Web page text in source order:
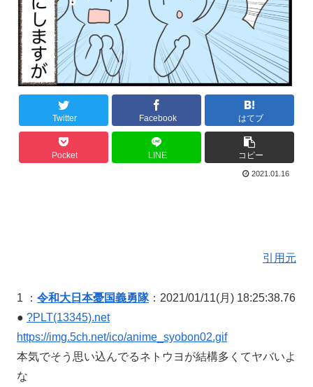
Twitter Facebook はてブ
Pocket LINE コピー
2021.01.16
引用元
1 ： 令和大日本憂国義勇隊：2021/01/11(月) 18:25:38.76
● ?PLT(13345).net
https://img.5ch.net/ico/anime_syobon02.gif
本気でそう思い込んでるネトウヨが結構多くてヤバいよ
な